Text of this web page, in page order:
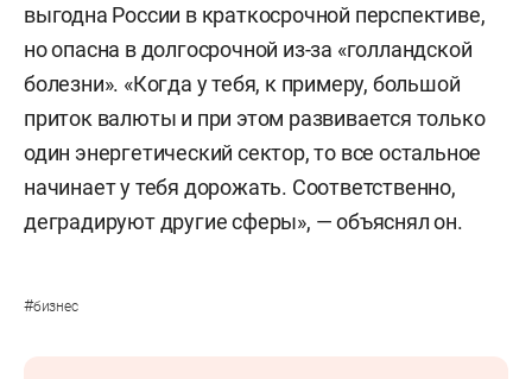
выгодна России в краткосрочной перспективе,
но опасна в долгосрочной из-за «голландской
болезни». «Когда у тебя, к примеру, большой
приток валюты и при этом развивается только
один энергетический сектор, то все остальное
начинает у тебя дорожать. Соответственно,
деградируют другие сферы», — объяснял он.
#бизнес